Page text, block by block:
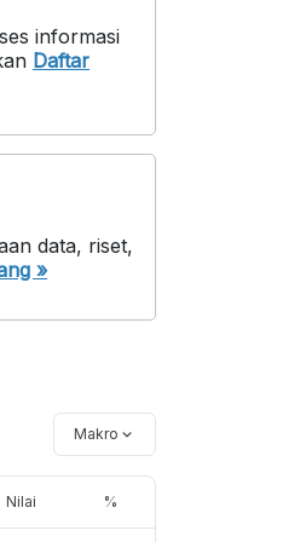
informasi
Daftar
data, riset,
»
Makro
Nilai %